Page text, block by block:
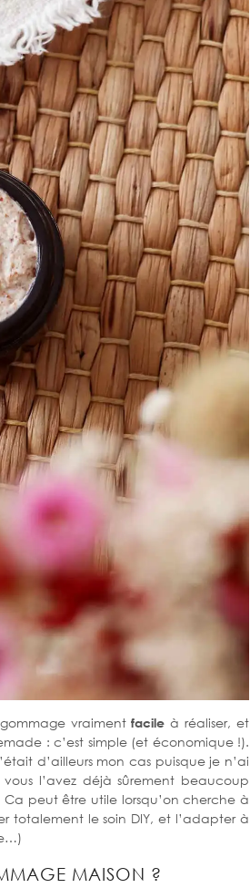
vraimentfacile à réaliser, et
: c’est simple (et économique !).
d’ailleurs mon cas puisque je n’ai
l’avez déjà sûrement beaucoup
Ca peut être utile lorsqu’on cherche à
totalement le soin DIY, et l’adapter à
MAISON ?